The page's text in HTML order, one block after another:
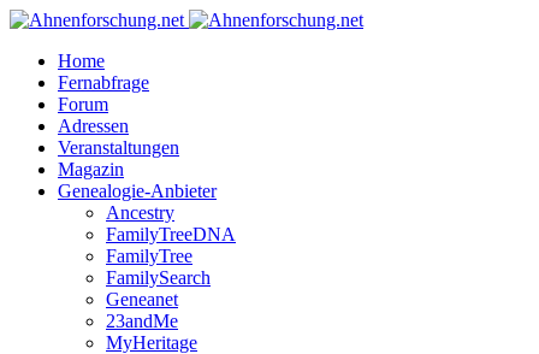
Home
Fernabfrage
Forum
Adressen
Veranstaltungen
Magazin
Genealogie-Anbieter
Ancestry
FamilyTreeDNA
FamilyTree
FamilySearch
Geneanet
23andMe
MyHeritage